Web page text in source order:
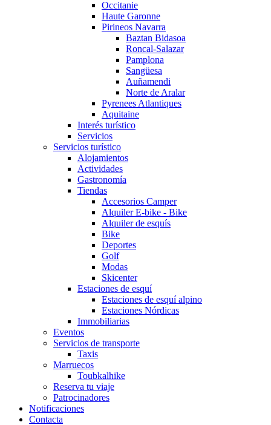
Occitanie
Haute Garonne
Pirineos Navarra
Baztan Bidasoa
Roncal-Salazar
Pamplona
Sangüesa
Auñamendi
Norte de Aralar
Pyrenees Atlantiques
Aquitaine
Interés turístico
Servicios
Servicios turístico
Alojamientos
Actividades
Gastronomía
Tiendas
Accesorios Camper
Alquiler E-bike - Bike
Alquiler de esquís
Bike
Deportes
Golf
Modas
Skicenter
Estaciones de esquí
Estaciones de esquí alpino
Estaciones Nórdicas
Immobiliarias
Eventos
Servicios de transporte
Taxis
Marruecos
Toubkalhike
Reserva tu viaje
Patrocinadores
Notificaciones
Contacta